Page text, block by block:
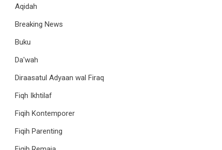
Aqidah
Breaking News
Buku
Da'wah
Diraasatul Adyaan wal Firaq
Fiqh Ikhtilaf
Fiqih Kontemporer
Fiqih Parenting